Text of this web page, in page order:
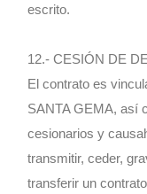
escrito.
12.- CESIÓN DE
El contrato es
SANTA GEMA, así
cesionarios y
transmitir, ceder,
transferir un